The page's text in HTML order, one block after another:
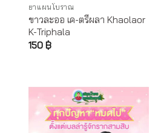
ยาแผนโบราณ
ขาวละออ เค-ตรีผลา Khaolaor
K-Triphala
150 ฿